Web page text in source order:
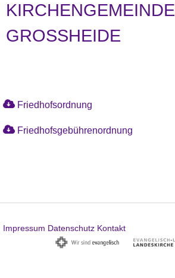
KIRCHENGEMEINDE
GROSSHEIDE
Friedhofsordnung
Friedhofsgebührenordnung
Impressum Datenschutz Kontakt